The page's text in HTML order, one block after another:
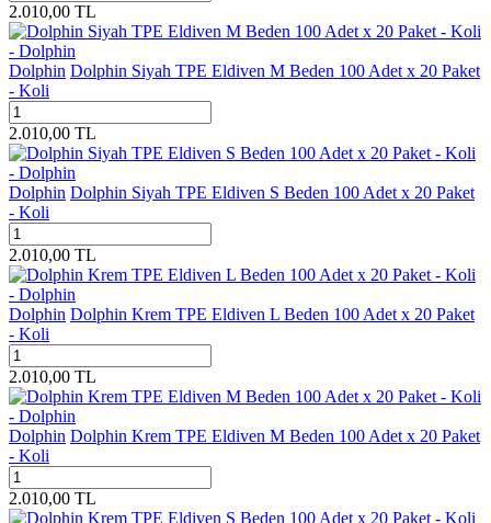
2.010,00 TL
Dolphin Dolphin Siyah TPE Eldiven M Beden 100 Adet x 20 Paket
- Koli
2.010,00 TL
Dolphin Dolphin Siyah TPE Eldiven S Beden 100 Adet x 20 Paket
- Koli
2.010,00 TL
Dolphin Dolphin Krem TPE Eldiven L Beden 100 Adet x 20 Paket
- Koli
2.010,00 TL
Dolphin Dolphin Krem TPE Eldiven M Beden 100 Adet x 20 Paket
- Koli
2.010,00 TL